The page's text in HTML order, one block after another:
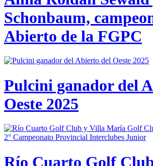
Schonbaum,
Abierto de la FGPC
Pulcini ganador del
Oeste 2025
Río Cuarto Golf